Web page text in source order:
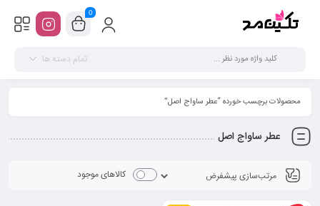
0
تمام دسته ها
محصولات برچسب خورده “عطر ساواج اصل”
عطر ساواج اصل
کالاهای موجود